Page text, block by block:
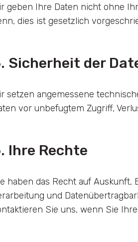
geben Ihre Daten nicht ohne
dies ist gesetzlich
Sicherheit der
setzen angemessene
vor unbefugtem Zugriff,
Ihre Rechte
haben das Recht auf Auskunft,
und
Sie uns, wenn Sie